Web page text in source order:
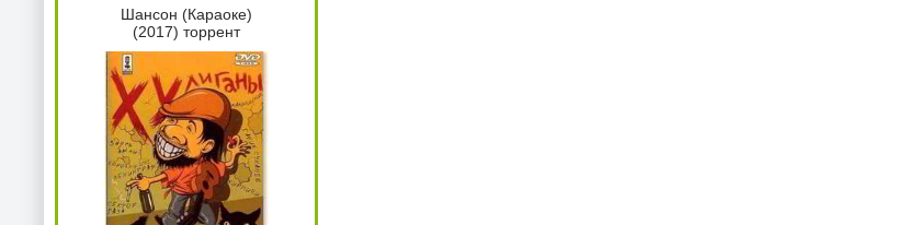
Шансон (Караоке)
(2017) торрент